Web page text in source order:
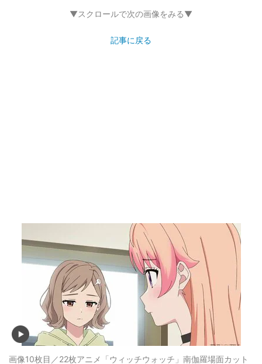
▼スクロールで次の画像をみる▼
記事に戻る
画像10枚目／22枚アニメ「ウィッチウォッチ」南伽羅場面カット